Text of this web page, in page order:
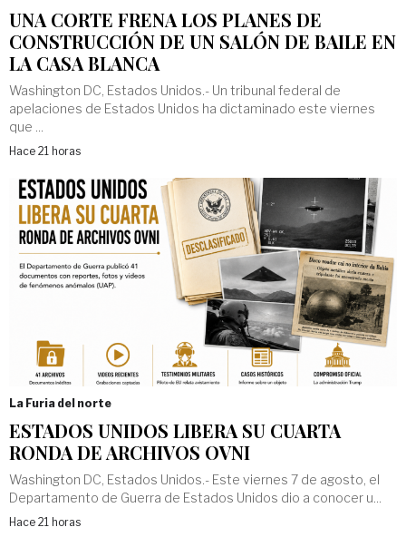
UNA CORTE FRENA LOS PLANES DE
CONSTRUCCIÓN DE UN SALÓN DE BAILE EN
LA CASA BLANCA
Washington DC, Estados Unidos.- Un tribunal federal de
apelaciones de Estados Unidos ha dictaminado este viernes
que ...
Hace 21 horas
La Furia del norte
ESTADOS UNIDOS LIBERA SU CUARTA
RONDA DE ARCHIVOS OVNI
Washington DC, Estados Unidos.- Este viernes 7 de agosto, el
Departamento de Guerra de Estados Unidos dio a conocer u...
Hace 21 horas